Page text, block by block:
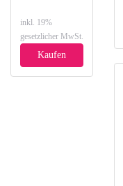
inkl. 19%
gesetzlicher MwSt.
Kaufen